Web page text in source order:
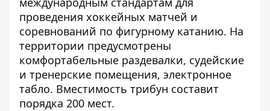
проведения хоккейных матчей и
соревнований по фигурному катанию. На
территории предусмотрены
комфортабельные раздевалки, судейские
и тренерские помещения, электронное
табло. Вместимость трибун составит
порядка 200 мест.